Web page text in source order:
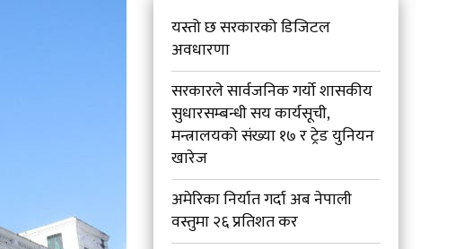
यस्तो छ सरकारको डिजिटल
अवधारणा
सरकारले सार्वजनिक गर्यो शासकीय
सुधारसम्बन्धी सय कार्यसूची,
मन्त्रालयको संख्या १७ र ट्रेड युनियन
खारेज
अमेरिका निर्यात गर्दा अब नेपाली
वस्तुमा २६ प्रतिशत कर